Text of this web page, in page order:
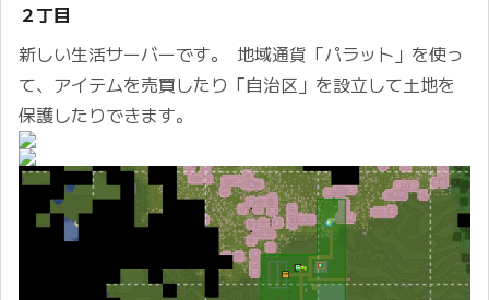
２丁目
新しい生活サーバーです。 地域通貨「パラット」を使っ
て、アイテムを売買したり「自治区」を設立して土地を
保護したりできます。